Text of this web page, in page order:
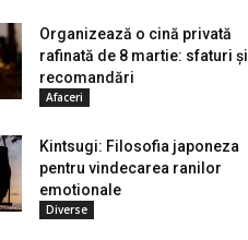
Organizează o cină privată
rafinată de 8 martie: sfaturi și
recomandări
Afaceri
Kintsugi: Filosofia japoneza
pentru vindecarea ranilor
emotionale
Diverse